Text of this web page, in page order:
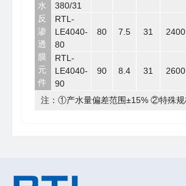
水
反
渗
透
膜
元
件
380/31
RTL-
LE4040-
80
80 7.5 31 2400
RTL-
LE4040-
90
90 8.4 31 2600
注：①产水量偏差范围±15% ②特殊规